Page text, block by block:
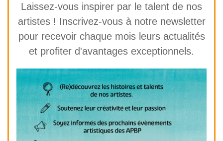
Laissez-vous inspirer par le talent de nos
artistes ! Inscrivez-vous à notre newsletter
pour recevoir chaque mois leurs actualités
et profiter d'avantages exceptionnels.